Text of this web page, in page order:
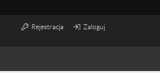
Rejestracja Zaloguj